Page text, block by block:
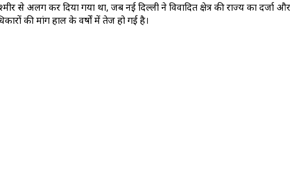
से अलग कर दिया गया था, जब नई दिल्ली ने विवादित क्षेत्र की राज्य का दर्जा
की मांग हाल के वर्षों में तेज हो गई है।